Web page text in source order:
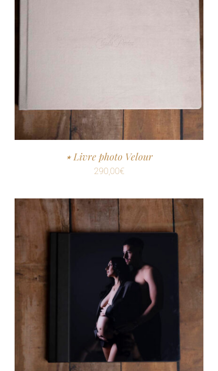
٭ Livre photo Velour
290,00€